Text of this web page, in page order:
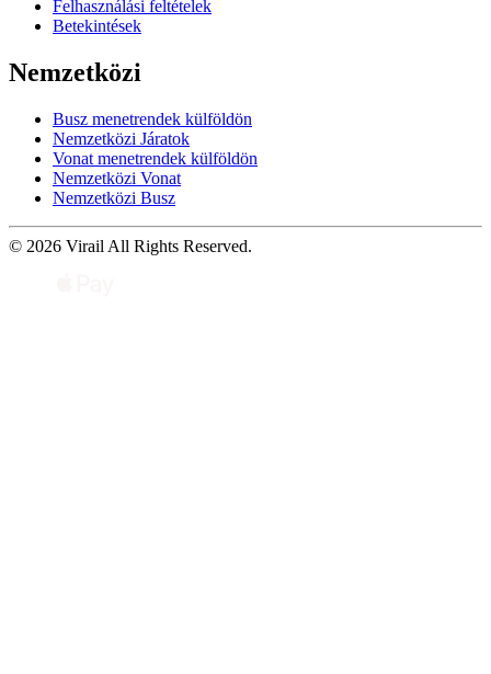
Felhasználási feltételek
Betekintések
Nemzetközi
Busz menetrendek külföldön
Nemzetközi Járatok
Vonat menetrendek külföldön
Nemzetközi Vonat
Nemzetközi Busz
© 2026 Virail All Rights Reserved.